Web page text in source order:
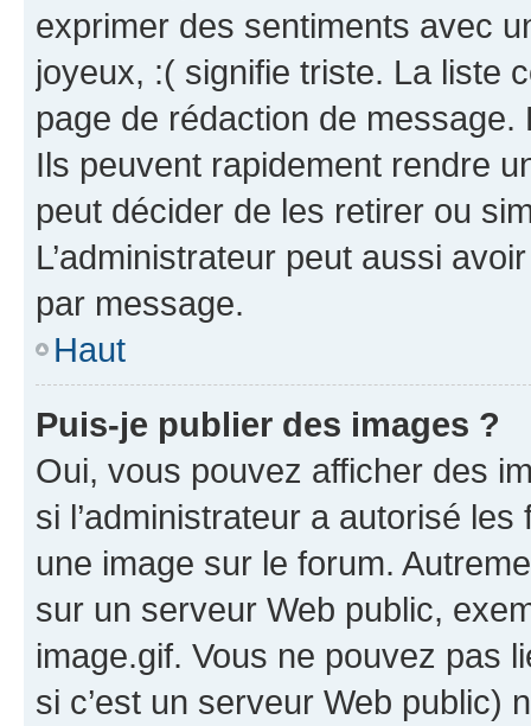
exprimer des sentiments avec
joyeux, :( signifie triste. La liste
page de rédaction de
Ils peuvent rapidement rendre
peut décider de les retirer ou
L’administrateur peut aussi
par message.
Haut
Puis-je publier des images ?
Oui, vous pouvez afficher des
si l’administrateur a autorisé
une image sur le forum.
sur un serveur Web public,
image.gif. Vous ne pouvez pas
si c’est un serveur Web public)